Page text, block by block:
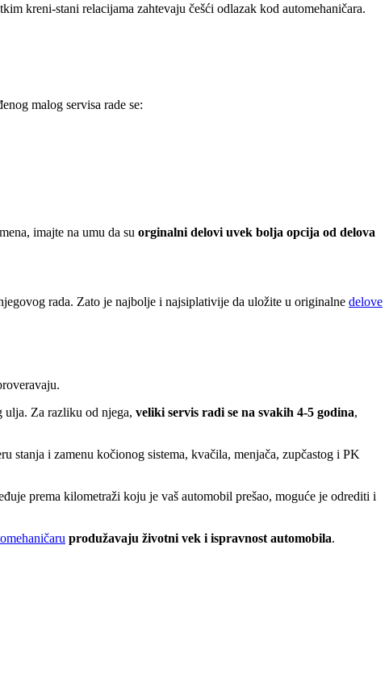
kreni-stani relacijama zahtevaju češći odlazak kod automehaničara.
malog servisa rade se:
imajte na umu da su orginalni delovi uvek bolja opcija od delova
rada. Zato je najbolje i najsiplativije da uložite u originalne delove
ulja. Za razliku od njega, veliki servis radi se na svakih 4-5 godina,
stanja i zamenu kočionog sistema, kvačila, menjača, zupčastog i PK
prema kilometraži koju je vaš automobil prešao, moguće je odrediti i
produžavaju životni vek i ispravnost automobila.